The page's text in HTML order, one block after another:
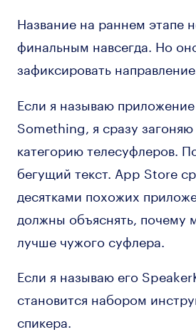
Название на раннем этапе
финальным навсегда. Но
зафиксировать направление.
Если я называю
Something, я сразу загоняю
категорию телесуфлеров.
бегущий текст. App Store
десятками похожих
должны объяснять, почему
лучше чужого суфлера.
Если я называю его
становится набором
спикера.